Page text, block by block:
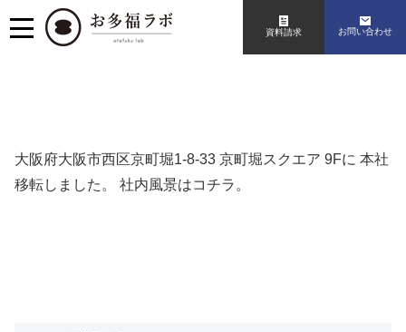
資料請求 お問い合わせ
大阪府大阪市西区京町堀1-8-33 京町堀スクエア 9Fに 本社
移転しました。
社内風景はコチラ。